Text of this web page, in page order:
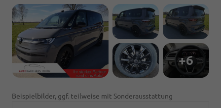
+6
Beispielbilder, ggf. teilweise mit Sonderausstattung